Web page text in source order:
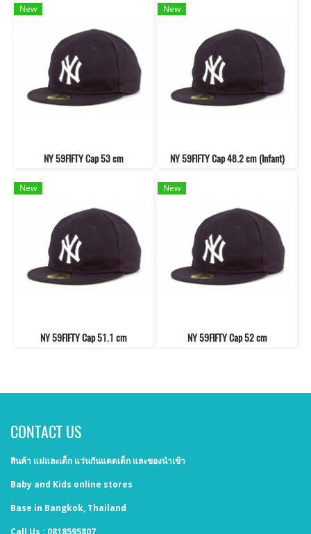
New
NY 59FIFTY Cap 53 cm
New
NY 59FIFTY Cap 48.2 cm (Infant)
New
NY 59FIFTY Cap 51.1 cm
New
NY 59FIFTY Cap 52 cm
CONTACT US
สินค้า แม่และเด็ก แว่นกันแดดเด็ก และของนำเข้า
Baby and Kids online stores
Base in Bangkok, Thailand
Call Us : 0818595807